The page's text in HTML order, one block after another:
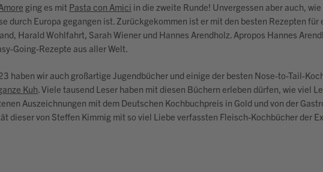
ging es mit Pasta con Amici in die zweite Runde! Unvergessen aber auch,
durch Europa gegangen ist. Zurückgekommen ist er mit den besten Rezepten für
Harald Wohlfahrt, Sarah Wiener und Hannes Arendholz. Apropos Hannes
Going-Rezepte aus aller Welt.
haben wir auch großartige Jugendbücher und einige der besten Nose-to-Tail-
Kuh. Viele tausend Leser haben mit diesen Büchern erleben dürfen, wie viel
Auszeichnungen mit dem Deutschen Kochbuchpreis in Gold und von der
dieser von Steffen Kimmig mit so viel Liebe verfassten Fleisch-Kochbücher der